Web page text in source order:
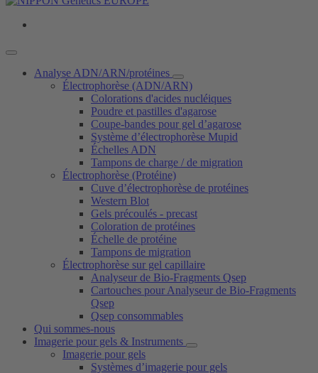
Analyse ADN/ARN/protéines
Électrophorèse (ADN/ARN)
Colorations d'acides nucléiques
Poudre et pastilles d'agarose
Coupe-bandes pour gel d’agarose
Système d’électrophorèse Mupid
Échelles ADN
Tampons de charge / de migration
Électrophorèse (Protéine)
Cuve d’électrophorèse de protéines
Western Blot
Gels précoulés - precast
Coloration de protéines
Échelle de protéine
Tampons de migration
Électrophorèse sur gel capillaire
Analyseur de Bio-Fragments Qsep
Cartouches pour Analyseur de Bio-Fragments
Qsep
Qsep consommables
Qui sommes-nous
Imagerie pour gels & Instruments
Imagerie pour gels
Systèmes d’imagerie pour gels